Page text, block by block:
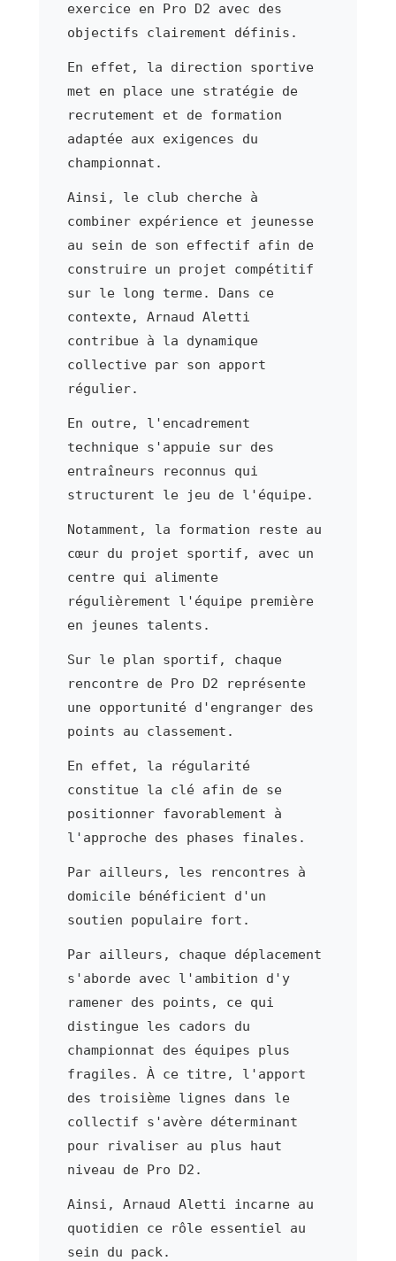
exercice en Pro D2 avec des
objectifs clairement définis.
En effet, la direction sportive
met en place une stratégie de
recrutement et de formation
adaptée aux exigences du
championnat.
Ainsi, le club cherche à
combiner expérience et jeunesse
au sein de son effectif afin de
construire un projet compétitif
sur le long terme. Dans ce
contexte, Arnaud Aletti
contribue à la dynamique
collective par son apport
régulier.
En outre, l'encadrement
technique s'appuie sur des
entraîneurs reconnus qui
structurent le jeu de l'équipe.
Notamment, la formation reste au
cœur du projet sportif, avec un
centre qui alimente
régulièrement l'équipe première
en jeunes talents.
Sur le plan sportif, chaque
rencontre de Pro D2 représente
une opportunité d'engranger des
points au classement.
En effet, la régularité
constitue la clé afin de se
positionner favorablement à
l'approche des phases finales.
Par ailleurs, les rencontres à
domicile bénéficient d'un
soutien populaire fort.
Par ailleurs, chaque déplacement
s'aborde avec l'ambition d'y
ramener des points, ce qui
distingue les cadors du
championnat des équipes plus
fragiles. À ce titre, l'apport
des troisième lignes dans le
collectif s'avère déterminant
pour rivaliser au plus haut
niveau de Pro D2.
Ainsi, Arnaud Aletti incarne au
quotidien ce rôle essentiel au
sein du pack.